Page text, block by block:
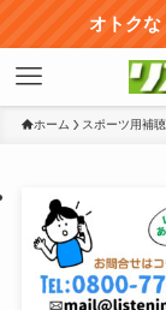
オトクな
ホーム スポーツ用補